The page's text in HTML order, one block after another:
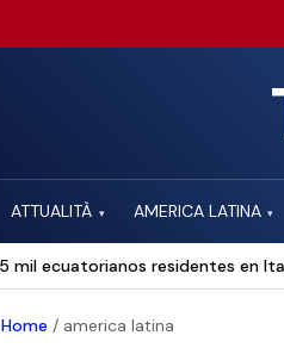
ATTUALITÀ ▾ AMERICA LATINA ▾
mil ecuatorianos residentes en
Home / america latina